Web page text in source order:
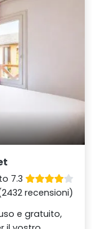
7.3
recensioni)
e gratuito,